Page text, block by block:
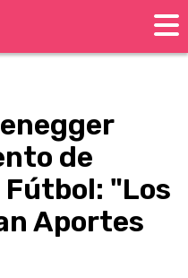
de
"Los
Aportes